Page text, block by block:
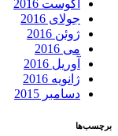
آگوست 2016
جولای 2016
ژوئن 2016
می 2016
آوریل 2016
ژانویه 2016
دسامبر 2015
برچسب‌ها